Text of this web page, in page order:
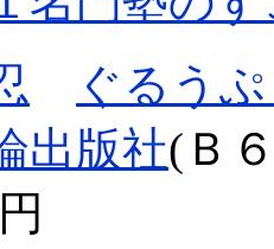
ぐるう
出版社(Ｂ